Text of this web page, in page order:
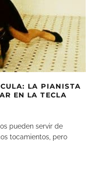
LA PIANISTA
EN LA TECLA
pueden servir de
tocamientos, pero